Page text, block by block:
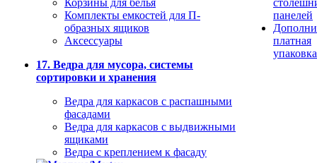
Корзины для белья
Комплекты емкостей для П-
образных ящиков
Аксессуары
17. Ведра для мусора, системы
сортировки и хранения
Ведра для каркасов с распашными
фасадами
Ведра для каркасов с выдвижными
ящиками
Ведра с креплением к фасаду
панелей
платная
упаковка